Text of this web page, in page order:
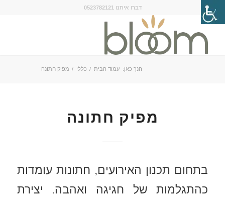
דברו איתנו 0523782121
הנך כאן: עמוד הבית / כללי / מפיק חתונה
מפיק חתונה
בתחום תכנון האירועים, חתונות עומדות
כהתגלמות של חגיגה ואהבה. יצירת